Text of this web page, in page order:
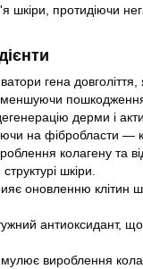
шкіри, протидіючи
гена довголіття,
дерми і
на фібробласти —
колагену та
шкіри.
оновленню клітин
антиоксидант, що
вироблення